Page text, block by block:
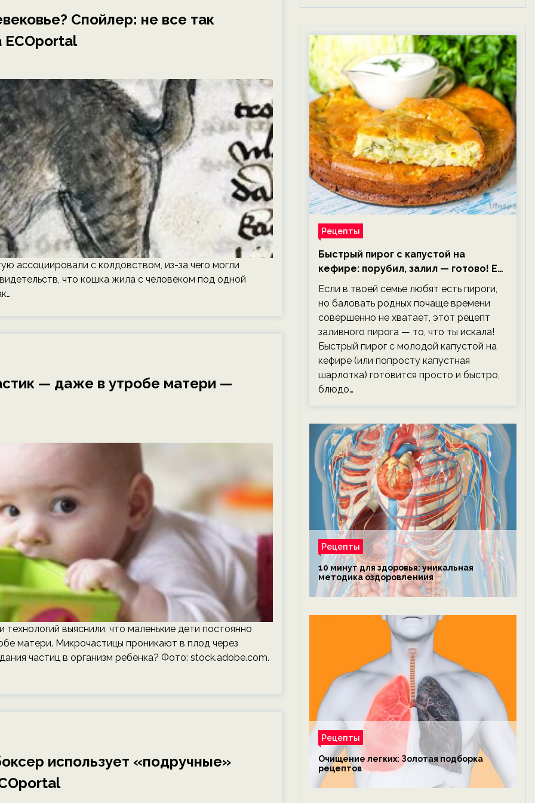
Спойлер: не все так
ECOportal
ассоциировали с колдовством, из-за чего могли
что кошка жила с человеком под одной
— даже в утробе матери —
выяснили, что маленькие дети постоянно
матери. Микрочастицы проникают в плод через
частиц в организм ребенка? Фото: stock.adobe.com.
использует «подручные»
Рецепты
Быстрый пирог с капустой на
кефире: порубил, залил — готово! Ем,
не тревожась о фигуре!
Если в твоей семье любят есть пироги,
но баловать родных почаще времени
совершенно не хватает, этот рецепт
заливного пирога — то, что ты искала!
Быстрый пирог с молодой капустой на
кефире (или попросту капустная
шарлотка) готовится просто и быстро,
блюдо…
Рецепты
10 минут для здоровья: уникальная
методика оздоровлениия
Рецепты
Очищение легких: Золотая подборка
рецептов